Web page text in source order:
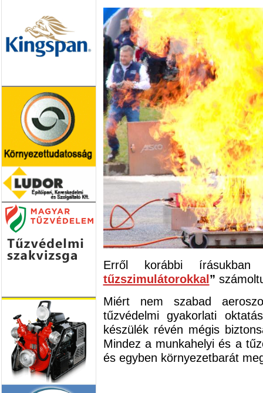
Erről korábbi írásukban
tűzszimulátorokkal”
Miért nem szabad
tűzvédelmi gyakorlati
készülék révén mégis
Mindez a munkahelyi és a
és egyben környezetbarát